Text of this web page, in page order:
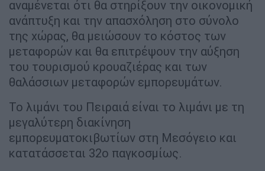
αναμένεται ότι θα στηρίξουν την οικονομική
ανάπτυξη και την απασχόληση στο σύνολο
της χώρας, θα μειώσουν το κόστος των
μεταφορών και θα επιτρέψουν την αύξηση
του τουρισμού κρουαζιέρας και των
θαλάσσιων μεταφορών εμπορευμάτων.
Το λιμάνι του Πειραιά είναι το λιμάνι με τη
μεγαλύτερη διακίνηση
εμπορευματοκιβωτίων στη Μεσόγειο και
κατατάσσεται 32ο παγκοσμίως.